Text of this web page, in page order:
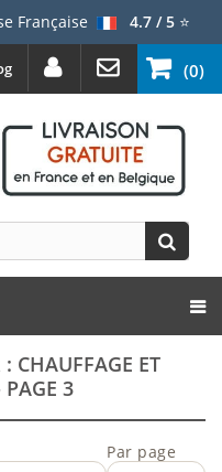
Française 4.7 / 5⭐
(0)
CHAUFFAGE ET
3
Par page